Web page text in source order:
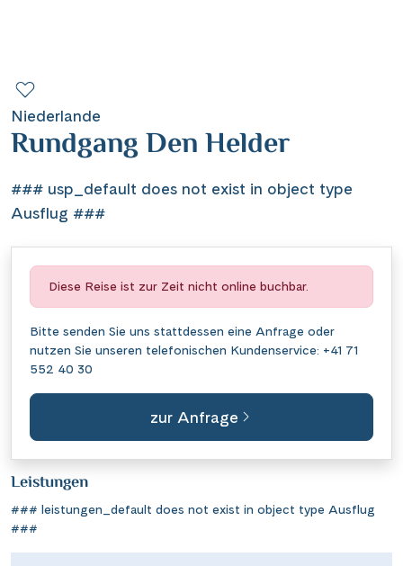
Niederlande
Rundgang Den Helder
### usp_default does not exist in object type
Ausflug ###
Diese Reise ist zur Zeit nicht online buchbar.
Bitte senden Sie uns stattdessen eine Anfrage oder
nutzen Sie unseren telefonischen Kundenservice: +41 71
552 40 30
zur Anfrage
Leistungen
### leistungen_default does not exist in object type Ausflug
###